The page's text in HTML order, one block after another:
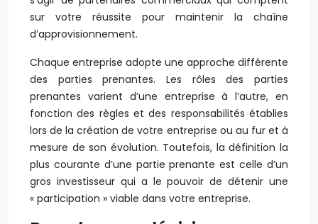
sur votre réussite pour maintenir la chaîne
d’approvisionnement.
Chaque entreprise adopte une approche différente
des parties prenantes. Les rôles des parties
prenantes varient d’une entreprise à l’autre, en
fonction des règles et des responsabilités établies
lors de la création de votre entreprise ou au fur et à
mesure de son évolution. Toutefois, la définition la
plus courante d’une partie prenante est celle d’un
gros investisseur qui a le pouvoir de détenir une
« participation » viable dans votre entreprise.